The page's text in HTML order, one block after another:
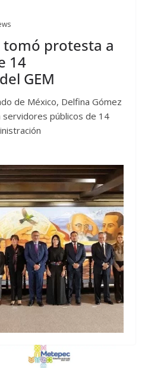
tomó protesta a
14
GEM
de México, Delfina Gómez
públicos de 14